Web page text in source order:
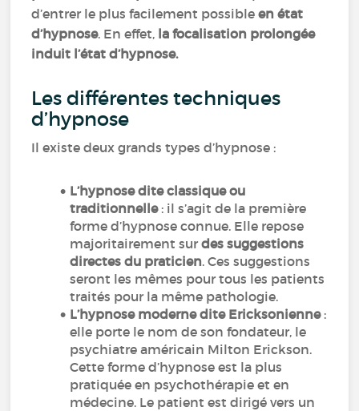
d’entrer le plus facilement possibleen état
d’hypnose. En effet, la focalisation prolongée
induit l’état d’hypnose.
Les différentes techniques
d’hypnose
Il existe deux grands types d’hypnose :
L’hypnose dite classique ou
traditionnelle: il s’agit de la première
forme d’hypnose connue. Elle repose
majoritairement surdes suggestions
directes du praticien. Ces suggestions
seront les mêmes pour tous les patients
traités pour la même pathologie.
L’hypnose moderne dite Ericksonienne:
elle porte le nom de son fondateur, le
psychiatre américain Milton Erickson.
Cette forme d’hypnose est la plus
pratiquée en psychothérapie et en
médecine. Le patient est dirigé vers un